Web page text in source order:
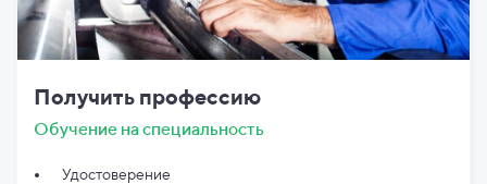
Получить профессию
Обучение на специальность
Удостоверение